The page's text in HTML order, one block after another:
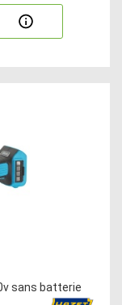
sans batterie